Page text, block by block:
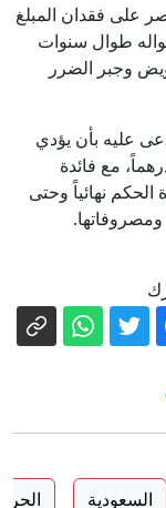
على فقدان المبلغ
طوال سنوات
وجبر الضرر
عليه بأن يؤدي
مبلغاً قدره مليونان و188 ألفاً و951 درهماً، مع فائدة
الحكم نهائياً وحتى
السعودية